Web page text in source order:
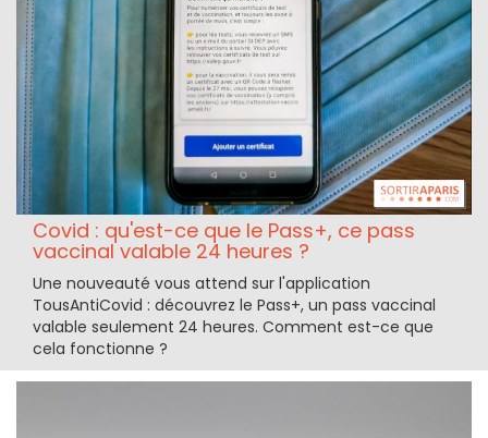
Covid : qu'est-ce que le Pass+, ce pass
vaccinal valable 24 heures ?
Une nouveauté vous attend sur l'application
TousAntiCovid : découvrez le Pass+, un pass vaccinal
valable seulement 24 heures. Comment est-ce que
cela fonctionne ?